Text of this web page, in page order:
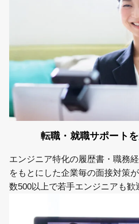
転職・就職サポートを
エンジニア特化の履歴書・職務
をもとにした企業毎の面接対策
数500以上で若手エンジニアも歓